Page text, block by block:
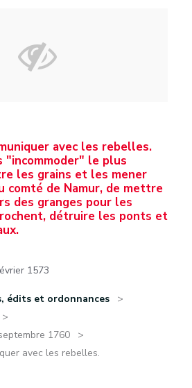
avec les rebelles.
"incommoder" le plus
les grains et les mener
comté de Namur, de mettre
des granges pour les
détruire les ponts et
1573
édits et ordonnances
1760
avec les rebelles.